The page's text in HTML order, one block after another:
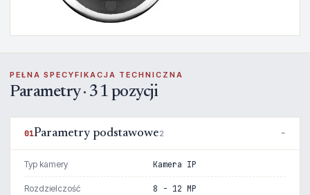
PEŁNA SPECYFIKACJA TECHNICZNA
Parametry · 31 pozycji
01Parametry podstawowe2
Typ kamery Kamera IP
Rozdzielczość 8 - 12 MP